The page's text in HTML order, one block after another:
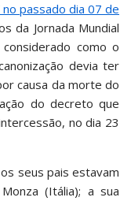
passado dia 07 de
da Jornada Mundial
como o
devia ter
causa da morte do
do decreto que
no dia 23
seus pais estavam
(Itália); a sua